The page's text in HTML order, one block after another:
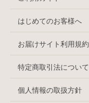
はじめてのお客様へ
お届けサイト利用規約
特定商取引法について
個人情報の取扱方針